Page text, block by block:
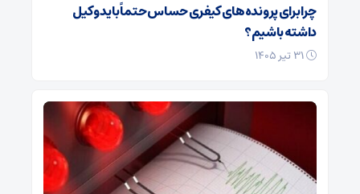
چرا برای پرونده‌های کیفری حساس حتماً باید وکیل
داشته باشیم؟